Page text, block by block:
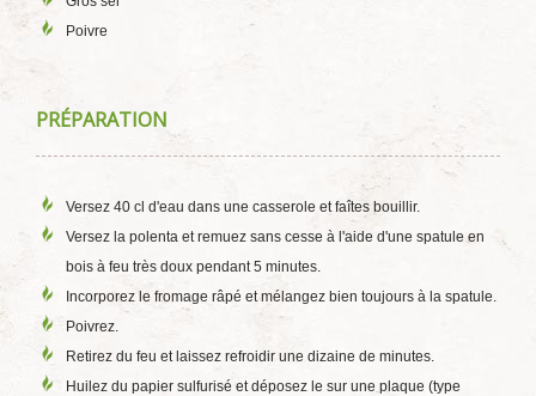
Poivre
PRÉPARATION
Versez 40 cl d'eau dans une casserole et faîtes bouillir.
Versez la polenta et remuez sans cesse à l'aide d'une spatule en
bois à feu très doux pendant 5 minutes.
Incorporez le fromage râpé et mélangez bien toujours à la spatule.
Poivrez.
Retirez du feu et laissez refroidir une dizaine de minutes.
Huilez du papier sulfurisé et déposez le sur une plaque (type